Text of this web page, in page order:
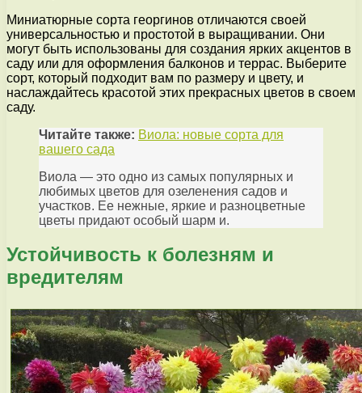
Миниатюрные сорта георгинов отличаются своей
универсальностью и простотой в выращивании. Они
могут быть использованы для создания ярких акцентов в
саду или для оформления балконов и террас. Выберите
сорт, который подходит вам по размеру и цвету, и
наслаждайтесь красотой этих прекрасных цветов в своем
саду.
Читайте также: Виола: новые сорта для
вашего сада
Виола — это одно из самых популярных и
любимых цветов для озеленения садов и
участков. Ее нежные, яркие и разноцветные
цветы придают особый шарм и.
Устойчивость к болезням и
вредителям